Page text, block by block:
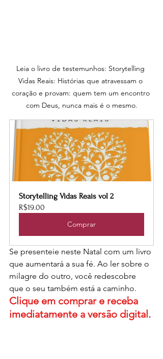
Leia o livro de testemunhos: Storytelling
Vidas Reais: Histórias que atravessam o
coração e provam: quem tem um encontro
com Deus, nunca mais é o mesmo.
Storytelling Vidas Reais vol 2
R$19.00
Comprar
Se presenteie neste Natal com um livro
que aumentará a sua fé. Ao ler sobre o
milagre do outro, você redescobre
que o seu também está a caminho.
Clique em comprar e receba
imediatamente a versão digital.